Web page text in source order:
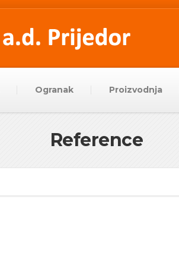
Ogranak Proizvodnja
Reference